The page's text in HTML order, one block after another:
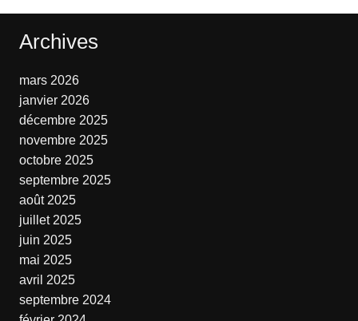
Archives
mars 2026
janvier 2026
décembre 2025
novembre 2025
octobre 2025
septembre 2025
août 2025
juillet 2025
juin 2025
mai 2025
avril 2025
septembre 2024